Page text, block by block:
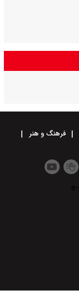
فرهنگ و هنر